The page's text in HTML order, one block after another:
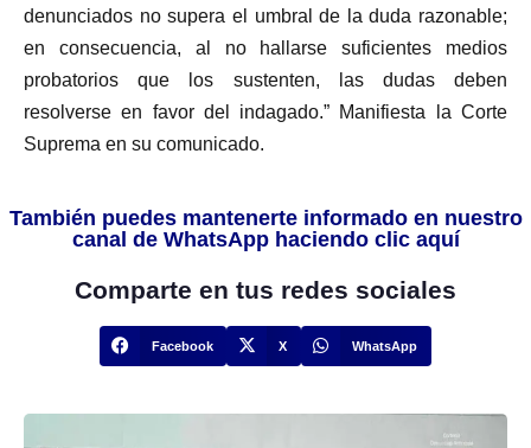
denunciados no supera el umbral de la duda razonable;
en consecuencia, al no hallarse suficientes medios
probatorios que los sustenten, las dudas deben
resolverse en favor del indagado.” Manifiesta la Corte
Suprema en su comunicado.
También puedes mantenerte informado en nuestro
canal de WhatsApp haciendo clic aquí
Comparte en tus redes sociales
Facebook X WhatsApp